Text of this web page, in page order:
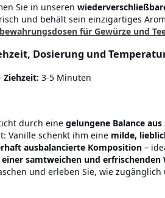
Sie in unseren
und behält sein einzigartiges
für Gewürze und
Dosierung und
Ziehzeit: 3-5 Minuten
durch eine gelungene Balance
Vanille schenkt ihm eine milde,
ausbalancierte Komposition –
samtweichen und erfrischenden
und erleben Sie, wie